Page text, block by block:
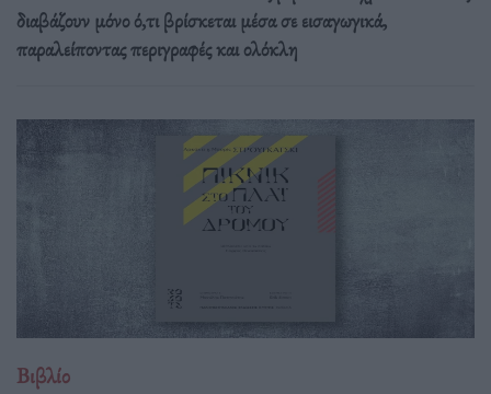
διαβάζουν μόνο ό,τι βρίσκεται μέσα σε εισαγωγικά,
παραλείποντας περιγραφές και ολόκλη
Βιβλίο